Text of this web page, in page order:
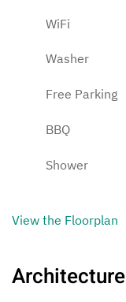
WiFi
Washer
Free Parking
BBQ
Shower
View the Floorplan
Architecture